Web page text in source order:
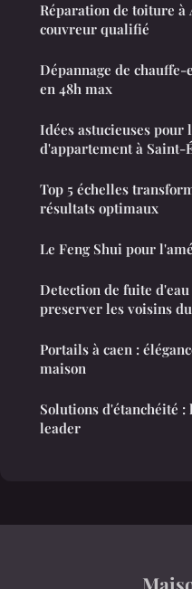
Réparation de toiture à
couvreur qualifié
Dépannage de
en 48h max
Idées astucieuses pour
d'appartement à Saint-
Top 5 échelles
résultats optimaux
Le Feng Shui pour
Detection de fuite
preserver les voisins
Portails à caen :
maison
Solutions d'étanchéité
leader